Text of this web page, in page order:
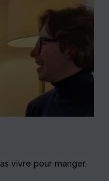
vivre pour manger.